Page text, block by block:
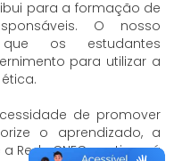
para a formação de
O nosso
os estudantes
para utilizar a
de promover
o aprendizado, a
Rede CNEC continuará